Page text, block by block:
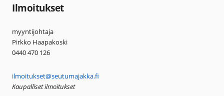
Ilmoitukset
myyntijohtaja
Pirkko Haapakoski
0440 470 126
ilmoitukset@seutumajakka.fi
Kaupalliset ilmoitukset